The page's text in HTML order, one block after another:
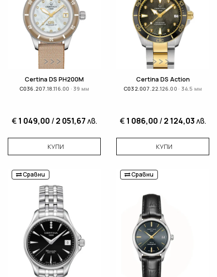
Certina DS PH200M
C036.207.18.116.00 · 39 мм
€ 1 049,00 /2 051,67лв.
КУПИ
Certina DS Action
C032.007.22.126.00 · 34.5 мм
€ 1 086,00 /2 124,03лв.
КУПИ
Сравни Сравни